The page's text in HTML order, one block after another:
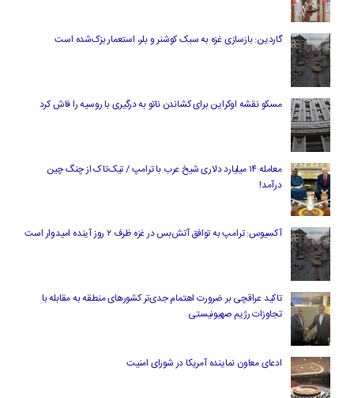
گاردین: بازسازی غزه به سبک کوشنر و بلر، استعمار بزک‌شده است
مسکو نقشه اوکراین برای کشاندن ناتو به درگیری با روسیه را فاش کرد
معامله ۱۴ میلیارد دلاری شیخ عرب با ترامپ / تیک‌تاک از چنگ چین
درآمد!
آکسیوس: ترامپ به توافق آتش‌بس در غزه ظرف ۲ روز آینده امیدوار است
تاکید عراقچی بر ضرورت اهتمام جدی‌تر کشورهای منطقه به مقابله با
تجاوزات رژیم صهیونیستی
ادعای معاون نماینده آمریکا در شورای امنیت